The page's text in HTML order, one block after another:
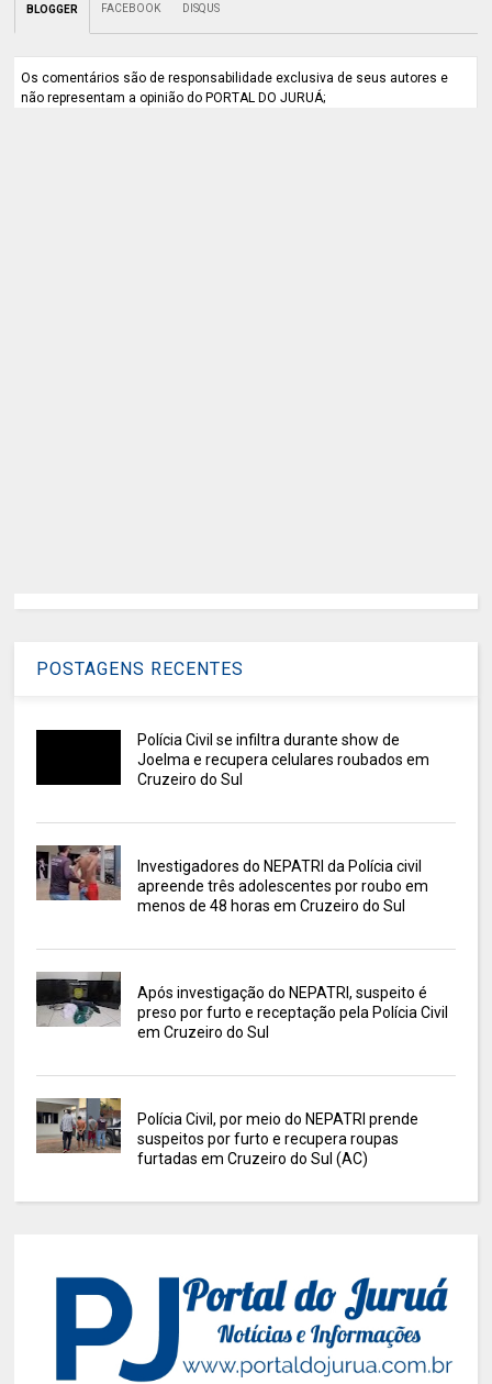
BLOGGER FACEBOOK DISQUS
Os comentários são de responsabilidade exclusiva de seus autores e
não representam a opinião do PORTAL DO JURUÁ;
POSTAGENS RECENTES
Polícia Civil se infiltra durante show de
Joelma e recupera celulares roubados em
Cruzeiro do Sul
Investigadores do NEPATRI da Polícia civil
apreende três adolescentes por roubo em
menos de 48 horas em Cruzeiro do Sul
Após investigação do NEPATRI, suspeito é
preso por furto e receptação pela Polícia Civil
em Cruzeiro do Sul
Polícia Civil, por meio do NEPATRI prende
suspeitos por furto e recupera roupas
furtadas em Cruzeiro do Sul (AC)